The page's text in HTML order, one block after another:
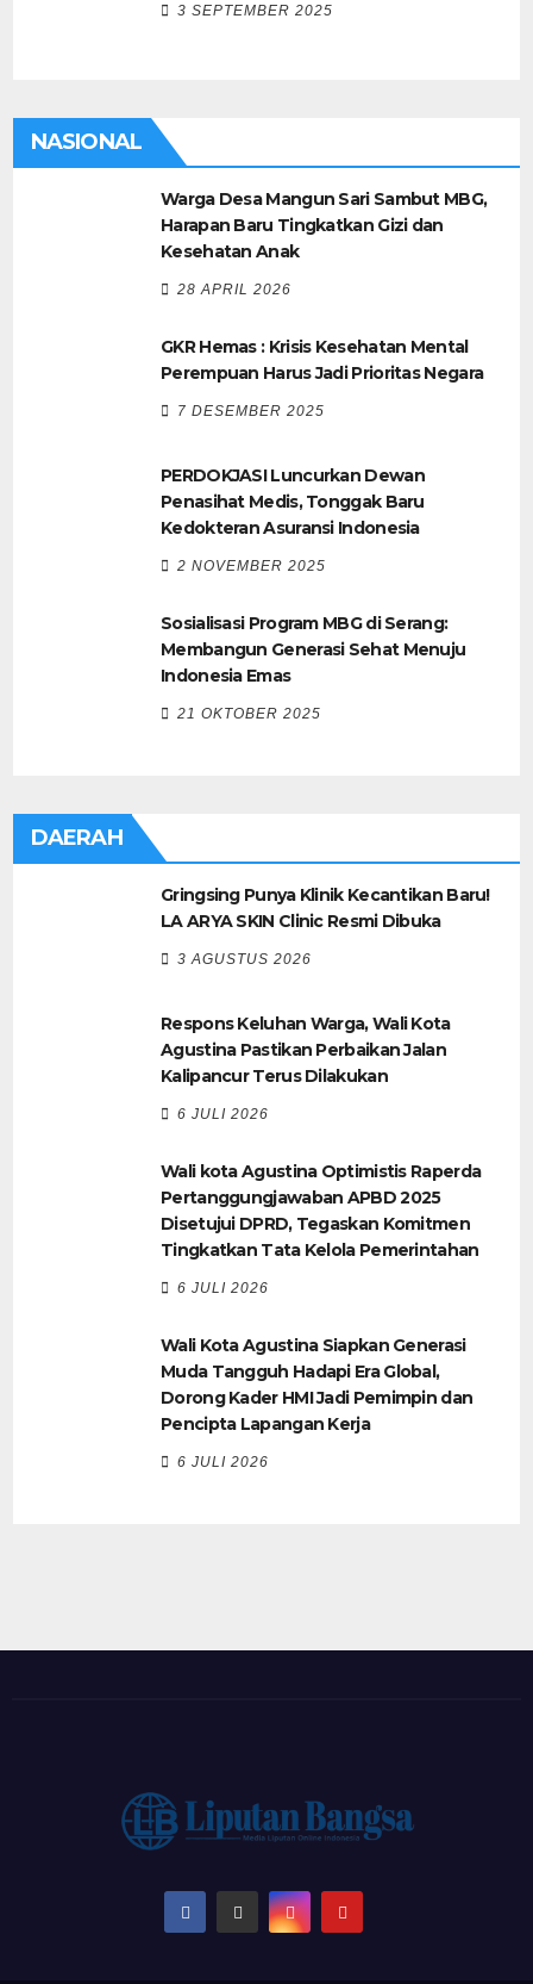
3 SEPTEMBER 2025
NASIONAL
Warga Desa Mangun Sari Sambut MBG,
Harapan Baru Tingkatkan Gizi dan
Kesehatan Anak
28 APRIL 2026
GKR Hemas : Krisis Kesehatan Mental
Perempuan Harus Jadi Prioritas Negara
7 DESEMBER 2025
PERDOKJASI Luncurkan Dewan
Penasihat Medis, Tonggak Baru
Kedokteran Asuransi Indonesia
2 NOVEMBER 2025
Sosialisasi Program MBG di Serang:
Membangun Generasi Sehat Menuju
Indonesia Emas
21 OKTOBER 2025
DAERAH
Gringsing Punya Klinik Kecantikan Baru!
LA ARYA SKIN Clinic Resmi Dibuka
3 AGUSTUS 2026
Respons Keluhan Warga, Wali Kota
Agustina Pastikan Perbaikan Jalan
Kalipancur Terus Dilakukan
6 JULI 2026
Wali kota Agustina Optimistis Raperda
Pertanggungjawaban APBD 2025
Disetujui DPRD, Tegaskan Komitmen
Tingkatkan Tata Kelola Pemerintahan
6 JULI 2026
Wali Kota Agustina Siapkan Generasi
Muda Tangguh Hadapi Era Global,
Dorong Kader HMI Jadi Pemimpin dan
Pencipta Lapangan Kerja
6 JULI 2026